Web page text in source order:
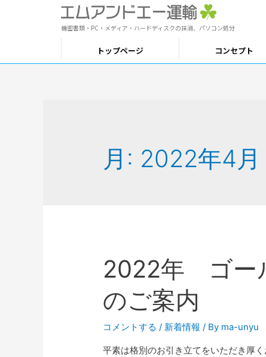
機密書類・PC・メディア・ハードディスクの抹消、パソコン処分
トップページ コンセプト
月: 2022年4月
2022年 ゴー
のご案内
コメントする / 新着情報 / By ma-unyu
平素は格別のお引き立てをいただき厚